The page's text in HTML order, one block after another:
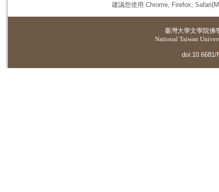
建議您使用 Chrome, Firefox,
臺灣大學文學院佛
National Taiwan
doi:10.6681/